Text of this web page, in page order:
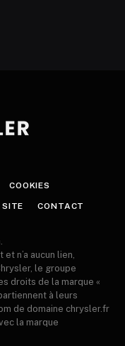
COOKIES
CONTACT
n’a aucun lien,
le groupe
droits de la marque «
à leurs
de domaine chrysler.fr
la marque